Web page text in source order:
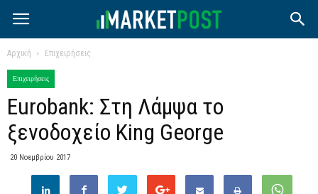
Αρχική Επιχειρήσεις
Επιχειρήσεις
Eurobank: Στη Λάμψα το
ξενοδοχείο King George
20 Νοεμβρίου 2017